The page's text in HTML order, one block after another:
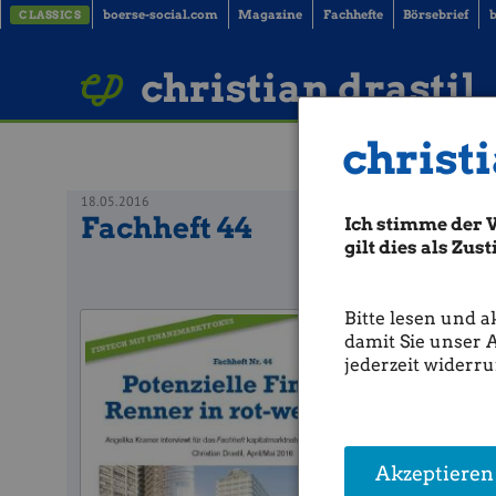
Ich stimme der
gilt dies als
Bitte lesen und
damit Sie unser
jederzeit
CLASSICS boerse-social.com Magazine Fachhefte Börsebrief
christian drastil
18.05.2016
Fachheft 44
Fachheft